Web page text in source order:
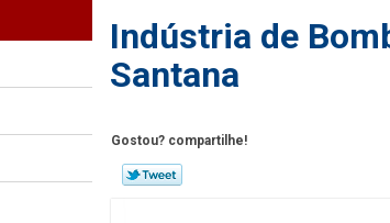
Indústria de
Santana
Gostou? compartilhe!